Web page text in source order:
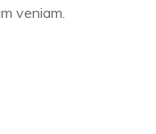
veniam.